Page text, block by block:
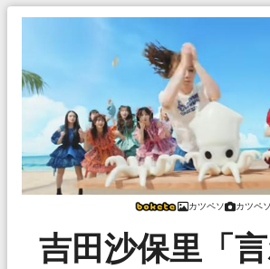
カツペソ カツペソ
吉田沙保里「